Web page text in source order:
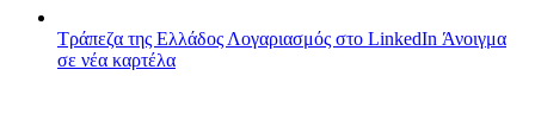
Τράπεζα της Ελλάδος Λογαριασμός στο LinkedIn Άνοιγμα
σε νέα καρτέλα